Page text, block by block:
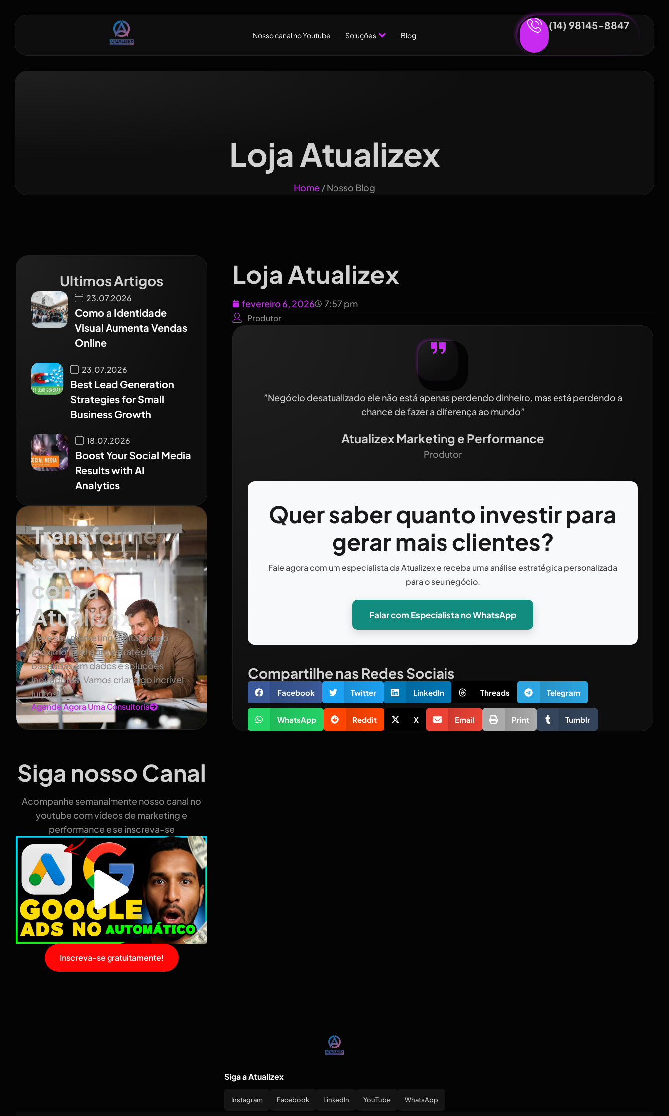
Nosso canal no Youtube Soluções Blog
(14) 98145-8847
Loja Atualizex
Home/ Nosso Blog
Ultimos Artigos
23.07.2026
Como a Identidade
Visual Aumenta Vendas
Online
23.07.2026
Best Lead Generation
Strategies for Small
Business Growth
18.07.2026
Boost Your Social Media
Results with AI
Analytics
Transforme
seu negócio
com a
Atualizex
Leve seu marketing digital para o
próximo nível com estratégias
baseadas em dados e soluções
inovadoras. Vamos criar algo incrível
juntos!
Agende Agora Uma Consultoria
Siga nosso Canal
Acompanhe semanalmente nosso canal no
youtube com vídeos de marketing e
performance e se inscreva-se
Inscreva-se gratuitamente!
Loja Atualizex
fevereiro 6, 2026 7:57 pm
Produtor
”Negócio desatualizado ele não está apenas perdendo dinheiro, mas está perdendo a
chance de fazer a diferença ao mundo”
Atualizex Marketing e Performance
Produtor
Quer saber quanto investir para
gerar mais clientes?
Fale agora com um especialista da Atualizex e receba uma análise estratégica personalizada
para o seu negócio.
Falar com Especialista no WhatsApp
Compartilhe nas Redes Sociais
Facebook Twitter LinkedIn Threads Telegram
WhatsApp Reddit X Email Print Tumblr
Siga a Atualizex
Instagram Facebook LinkedIn YouTube WhatsApp